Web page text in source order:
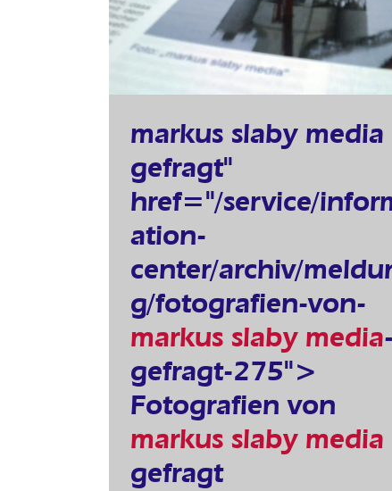
markus slaby media
gefragt"
href="/service/
ation-
center/archiv/
g/fotografien-von-
markus slaby media-
gefragt-275">
Fotografien von
markus slaby media
gefragt